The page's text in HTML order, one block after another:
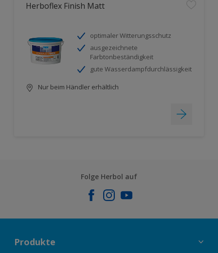
Herboflex Finish Matt
optimaler Witterungsschutz
ausgezeichnete
Farbtonbeständigkeit
gute Wasserdampfdurchlässigkeit
Nur beim Händler erhältlich
Folge Herbol auf
Produkte